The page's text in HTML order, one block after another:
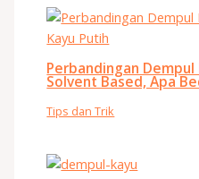
Perbandingan
Solvent Based, Apa
Tips dan Trik